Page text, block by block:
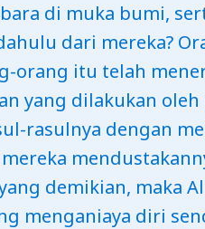
di muka bumi,
dari mereka?
orang itu telah
yang dilakukan oleh
rasulnya dengan
demikian, maka
menganiaya diri